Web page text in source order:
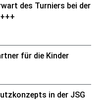
des Turniers bei der
für die Kinder
in der JSG